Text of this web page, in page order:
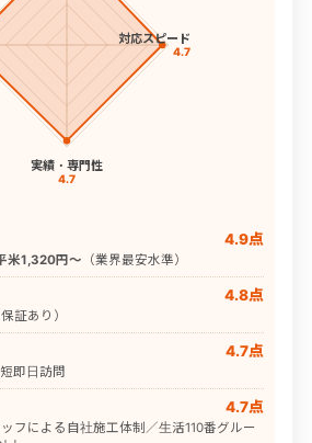
対応スピード
4.7
実績・専門性
4.7
4.9点
米1,320円〜 （業界最安水準）
4.8点
証あり）
4.7点
即日訪問
4.7点
フによる自社施工体制／生活110番グルー